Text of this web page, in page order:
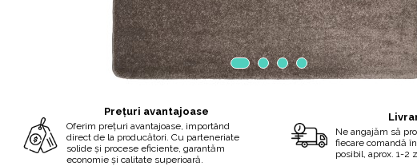
Prețuri avantajoase
Oferim prețuri avantajoase, importând
direct de la producători. Cu parteneriate
solide și procese eficiente, garantăm
economie și calitate superioară.
Ne angajăm să
fiecare comandă
posibil, aprox. 1-2